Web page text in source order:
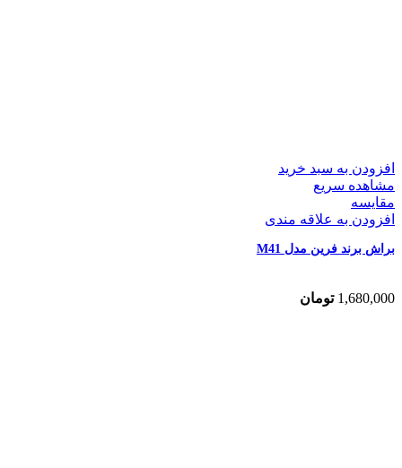
افزودن به سبد خرید
مشاهده سریع
مقایسه
افزودن به علاقه مندی
براش برند فرین مدل M41
1,680,000 تومان